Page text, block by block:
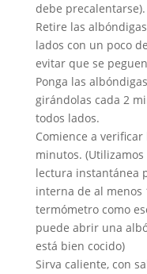
debe precalentarse).
Retire las
lados con un poco
evitar que se
Ponga las
girándolas cada 2
todos lados.
Comience a
minutos.
lectura instantánea
interna de al menos
termómetro como
puede abrir una
está bien cocido)
Sirva caliente, con